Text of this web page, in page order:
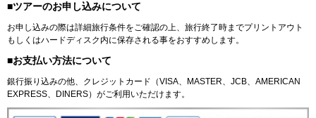
■ツアーのお申し込みについて
お申し込みの際は詳細旅行条件をご確認の上、旅行終了時までプリントアウト
もしくはハードディスク内に保存される事をおすすめします。
■お支払い方法について
銀行振り込みの他、クレジットカード（VISA、MASTER、JCB、AMERICAN
EXPRESS、DINERS）がご利用いただけます。